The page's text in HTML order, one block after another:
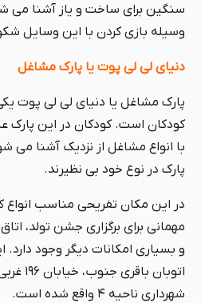
سنگین برای ساخت و یاز آشنا می
وسیله بازی کردن با این وسایل
دنیای لی لی پوت یا پارک مشاغل
پارک مشاغل یا دنیای لی لی پوت
کودکان است. کودکان در این پارک
با انواع مشاغل از نزدیک آشنا می
پارک در نوع خود بی نظیرند.
در این مکان تفریحی مناسب انواع
مهمانی برای برگزاری جشن تولد،
و بسیاری امکانات دیگر وجود دارد.
اتوبان
شهرداری ناحیه ۴ واقع شده است.